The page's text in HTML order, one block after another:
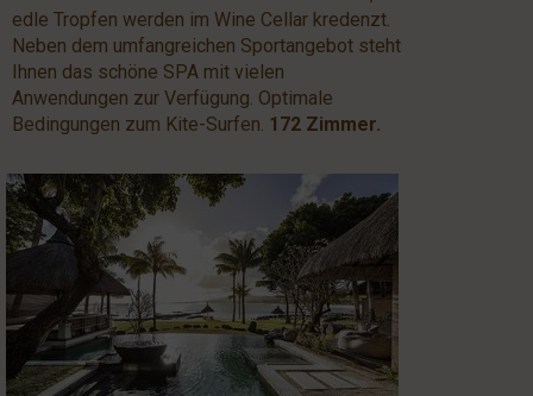
edle Tropfen werden im Wine Cellar kredenzt.
Neben dem umfangreichen Sportangebot steht
Ihnen das schöne SPA mit vielen
Anwendungen zur Verfügung. Optimale
Bedingungen zum Kite-Surfen. 172 Zimmer.